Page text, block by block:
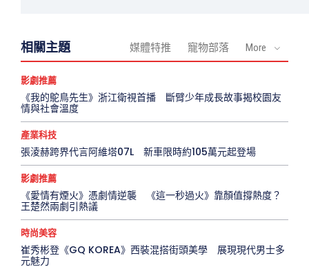
相關主題 媒體特推 寵物部落 More
影劇推薦
《我的鴕鳥先生》浙江衛視首播 斷臂少年成長故事揭校園友
情與社會溫度
產業科技
張淩赫跨界代言阿維塔07L 新車限時約105萬元起登場
影劇推薦
《愛情有煙火》憑劇情逆襲 《這一秒過火》靠顏值撐熱度？
王楚然兩劇引熱議
時尚美容
崔秀彬登《GQ KOREA》西裝混搭街頭美學 展現現代男士多
元魅力